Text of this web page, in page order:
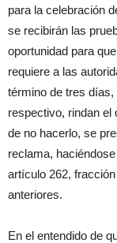
para la celebración
se recibirán las
oportunidad para
requiere a las
término de tres
respectivo, rindan el
de no hacerlo, se
reclama,
artículo 262,
anteriores.
En el entendido de